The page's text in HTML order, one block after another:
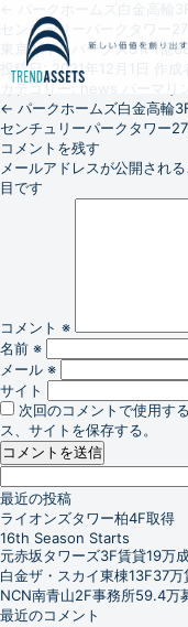
センチュリーパークタワー
東京ツインパークス31F1億
投稿日: 2021年12月1日
カテゴリー:news
← パークホームズ白金高輪
センチュリーパークタワー
コメントを残す
メールアドレスが公開される
目です
コメント ※
名前 ※
メール ※
サイト
次回のコメントで使用す
ス、サイトを保存する。
検
索:
最近の投稿
ライオンズタワー柏4F取得
16th Season Starts
元赤坂タワーズ3F賃貸19万
白金ザ・スカイ東棟13F37万
NCN南青山2F事務所59.4万
最近のコメント